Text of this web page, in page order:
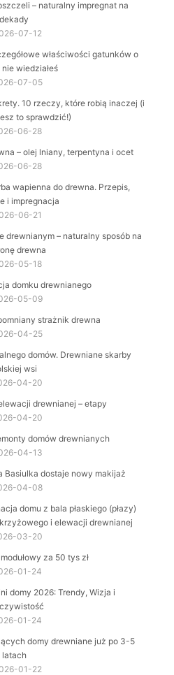
– naturalny impregnat na
dekady
07-12
właściwości gatunków o
wiedziałeś
07-05
10 rzeczy, które robią inaczej (i
to sprawdzić!)
06-28
– olej lniany, terpentyna i ocet
06-28
wapienna do drewna. Przepis,
i impregnacja
06-21
drewnianym – naturalny sposób na
drewna
05-18
domku drewnianego
05-09
strażnik drewna
04-25
domów. Drewniane skarby
wsi
04-20
drewnianej – etapy
04-20
domów drewnianych
04-13
Basiulka dostaje nowy makijaż
04-08
domu z bala płaskiego (płazy)
i elewacji drewnianej
03-20
za 50 tys zł
01-24
domy 2026: Trendy, Wizja i
01-24
domy drewniane już po 3-5
latach
01-22